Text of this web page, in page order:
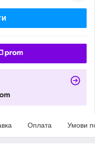
Оплата Умови